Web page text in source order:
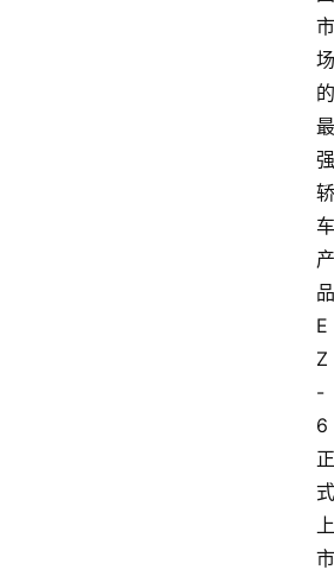
市
场
的
最
强
轿
车
产
品
E
Z
-
6
正
式
上
市